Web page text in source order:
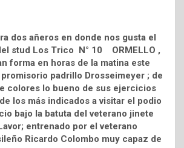
dos añeros en donde nos gusta el
stud Los Trico N° 10 ORMELLO ,
forma en horas de la matina este
padrillo Drosseimeyer ; de
colores lo bueno de sus ejercicios
los más indicados a visitar el podio
bajo la batuta del veterano jinete
entrenado por el veterano
Ricardo Colombo muy capaz de